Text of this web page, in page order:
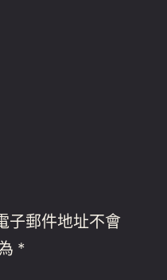
子郵件地址不會
*